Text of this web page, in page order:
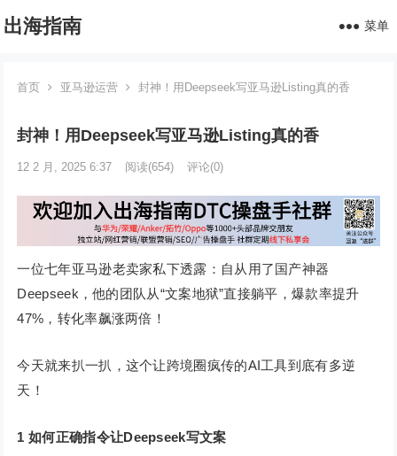
出海指南 菜单
首页 亚马逊运营 封神！用Deepseek写亚马逊Listing真的香
封神！用Deepseek写亚马逊Listing真的香
12 2 月, 2025 6:37 阅读(654) 评论(0)
一位七年亚马逊老卖家私下透露：自从用了国产神器
Deepseek，他的团队从“文案地狱”直接躺平，爆款率提升
47%，转化率飙涨两倍！
今天就来扒一扒，这个让跨境圈疯传的AI工具到底有多逆
天！
1 如何正确指令让Deepseek写文案